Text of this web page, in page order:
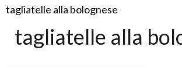
tagliatelle alla bolognese
tagliatelle alla